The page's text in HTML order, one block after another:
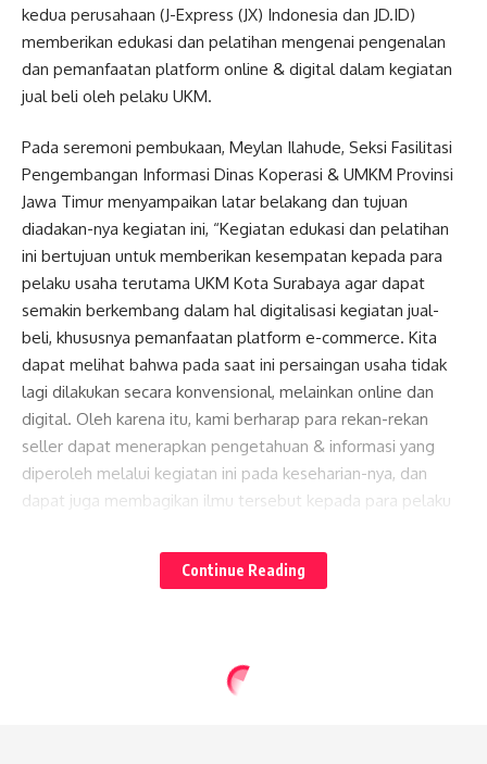
kedua perusahaan (J-Express (JX) Indonesia dan JD.ID)
memberikan edukasi dan pelatihan mengenai pengenalan
dan pemanfaatan platform online & digital dalam kegiatan
jual beli oleh pelaku UKM.
Pada seremoni pembukaan, Meylan Ilahude, Seksi Fasilitasi
Pengembangan Informasi Dinas Koperasi & UMKM Provinsi
Jawa Timur menyampaikan latar belakang dan tujuan
diadakan-nya kegiatan ini, “Kegiatan edukasi dan pelatihan
ini bertujuan untuk memberikan kesempatan kepada para
pelaku usaha terutama UKM Kota Surabaya agar dapat
semakin berkembang dalam hal digitalisasi kegiatan jual-
beli, khususnya pemanfaatan platform e-commerce. Kita
dapat melihat bahwa pada saat ini persaingan usaha tidak
lagi dilakukan secara konvensional, melainkan online dan
digital. Oleh karena itu, kami berharap para rekan-rekan
seller dapat menerapkan pengetahuan & informasi yang
diperoleh melalui kegiatan ini pada keseharian-nya, dan
dapat juga membagikan ilmu tersebut kepada para pelaku
Surabaya, semakin terliterasi, berdaya, dan bermanfaat.”
Continue Reading